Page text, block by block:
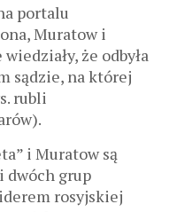
portalu
Muratow i
że odbyła
sądzie, na której
rubli
i Muratow są
dwóch grup
rosyjskiej